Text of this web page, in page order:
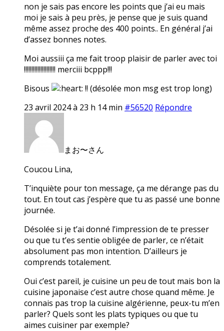
non je sais pas encore les points que j’ai eu mais
moi je sais à peu près, je pense que je suis quand
même assez proche des 400 points.. En général j’ai
d’assez bonnes notes.
Moi aussiii ça me fait troop plaisir de parler avec toi
!!!!!!!!!!!!!!!!!!!!! merciii bcppp!!!
Bisous
!! (désolée mon msg est trop long)
23 avril 2024 à 23 h 14 min #56520 Répondre
まお〜さん
Coucou Lina,
T’inquiète pour ton message, ça me dérange pas du
tout. En tout cas j’espère que tu as passé une bonne
journée.
Désolée si je t’ai donné l’impression de te presser
ou que tu t’es sentie obligée de parler, ce n’était
absolument pas mon intention. D’ailleurs je
comprends totalement.
Oui c’est pareil, je cuisine un peu de tout mais bon la
cuisine japonaise c’est autre chose quand même. Je
connais pas trop la cuisine algérienne, peux-tu m’en
parler? Quels sont les plats typiques ou que tu
aimes cuisiner par exemple?